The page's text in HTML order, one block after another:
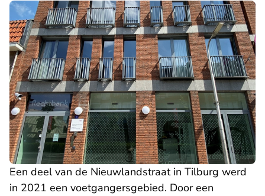
Een deel van de Nieuwlandstraat in Tilburg werd
in 2021 een voetgangersgebied. Door een